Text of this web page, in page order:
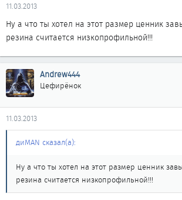
11.03.2013
Ну а что ты хотел на этот размер ценник
резина считается низкопрофильной!!!
Andrew444
Цефирёнок
11.03.2013
диMAN сказал(а):
Ну а что ты хотел на этот размер ценник
резина считается низкопрофильной!!!